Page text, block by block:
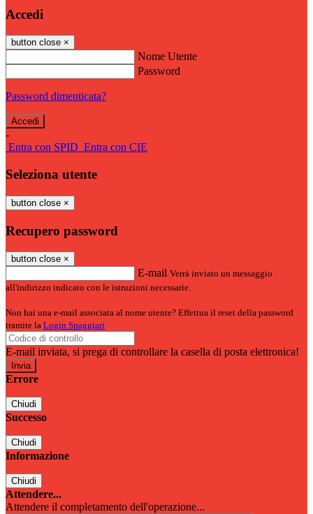
Accedi
button close ×
Nome Utente
Password
Password dimenticata?
-
Entra con SPID Entra con CIE
Seleziona utente
button close ×
Recupero password
button close ×
E-mail Verrà inviato un messaggio
all'indirizzo indicato con le istruzioni necessarie.
Non hai una e-mail associata al nome utente? Effettua il reset della password
tramite la Login Spaggiari
E-mail inviata, si prega di controllare la casella di posta elettronica!
Errore
Chiudi
Successo
Chiudi
Informazione
Chiudi
Attendere...
Attendere il completamento dell'operazione...